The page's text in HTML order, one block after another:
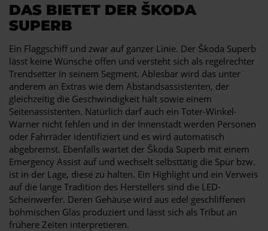
DAS BIETET DER ŠKODA
SUPERB
Ein Flaggschiff und zwar auf ganzer Linie. Der Škoda Superb
lässt keine Wünsche offen und versteht sich als regelrechter
Trendsetter in seinem Segment. Ablesbar wird das unter
anderem an Extras wie dem Abstandsassistenten, der
gleichzeitig die Geschwindigkeit hält sowie einem
Seitenassistenten. Natürlich darf auch ein Toter-Winkel-
Warner nicht fehlen und in der Innenstadt werden Personen
oder Fahrräder identifiziert und es wird automatisch
abgebremst. Ebenfalls wartet der Škoda Superb mit einem
Emergency Assist auf und wechselt selbsttätig die Spur bzw.
ist in der Lage, diese zu halten. Ein Highlight und ein Verweis
auf die lange Tradition des Herstellers sind die LED-
Scheinwerfer. Deren Gehäuse wird aus edel geschliffenen
böhmischen Glas produziert und lässt sich als Tribut an
frühere Zeiten interpretieren.